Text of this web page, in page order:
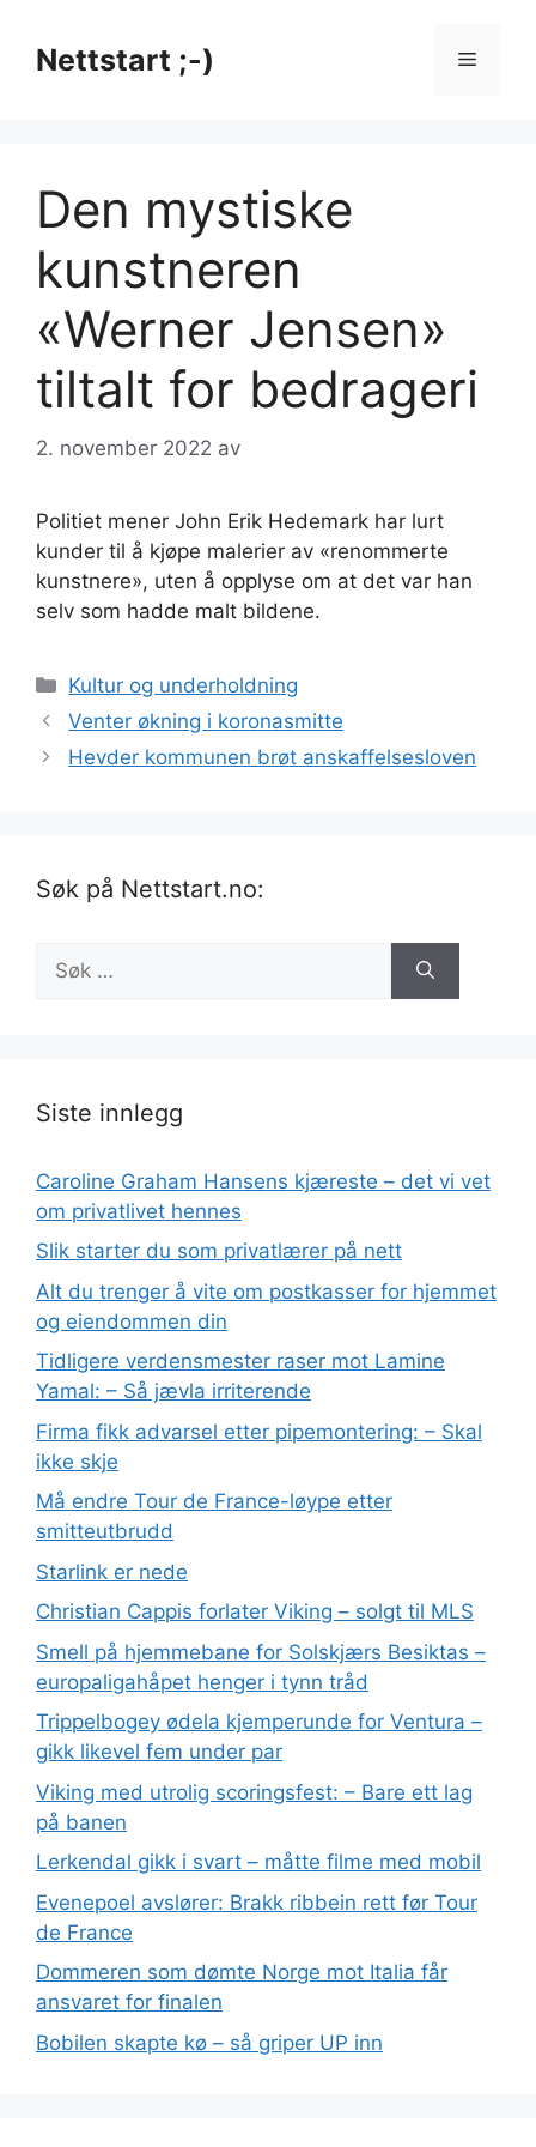
innholdNettstart ;-) Meny
Den mystiske
kunstneren
«Werner Jensen»
tiltalt for bedrageri
2. november 2022 av
Politiet mener John Erik Hedemark har lurt
kunder til å kjøpe malerier av «renommerte
kunstnere», uten å opplyse om at det var han
selv som hadde malt bildene.
Kategorier
Kultur og underholdning
Venter økning i koronasmitte
Hevder kommunen brøt anskaffelsesloven
Søk på Nettstart.no:
etter:
Siste innlegg
Caroline Graham Hansens kjæreste – det vi vet
om privatlivet hennes
Slik starter du som privatlærer på nett
Alt du trenger å vite om postkasser for hjemmet
og eiendommen din
Tidligere verdensmester raser mot Lamine
Yamal: – Så jævla irriterende
Firma fikk advarsel etter pipemontering: – Skal
ikke skje
Må endre Tour de France-løype etter
smitteutbrudd
Starlink er nede
Christian Cappis forlater Viking – solgt til MLS
Smell på hjemmebane for Solskjærs Besiktas –
europaligahåpet henger i tynn tråd
Trippelbogey ødela kjemperunde for Ventura –
gikk likevel fem under par
Viking med utrolig scoringsfest: – Bare ett lag
på banen
Lerkendal gikk i svart – måtte filme med mobil
Evenepoel avslører: Brakk ribbein rett før Tour
de France
Dommeren som dømte Norge mot Italia får
ansvaret for finalen
Bobilen skapte kø – så griper UP inn